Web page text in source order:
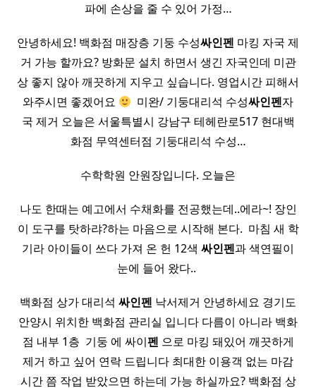
파에 손상을 줄 수 있어 가정…
안녕하세요! 백화점 매장층 기둥 수성싸인펜 마킹 자국 제
거 가능 할까요? 방화문 설치 하면서 생긴 자국인데 미관
상 좋지 않아 깨끗하게 지우고 싶습니다. 영업시간 피해서
와주시면 좋겠어요
​ 미완/ 기둥대리석 수성싸인펜자
국 제거 오늘은 서울특별시 강남구 테헤란로517 현대백
화점 무역센터점 기둥대리석 수성…
수학학원 안원장입니다. 오늘은
나도 한때는 예고에서 수채화를 전공했는데..에라~! 장인
이 도구를 탓하랴?하는 마음으로 시작해 본다. ​ 마침 새 학
기라 아이들이 쓰다 가져 온 헌 12색 싸인펜과 색연필이
눈에 들어 왔다.. ​
백화점 상가 대리석 싸인펜 낙서제거 안녕하세요 경기도
안양시 위치한 백화점 관리실 입니다 다름이 아니라 백화
점 내부 1층 ​ 기둥 에 싸이펜 으로 마킹 돼있어 깨끗하게
제거 하고 싶어 연락 드립니다 최대한 이용객 없는 마감
시간 쯤 작업 받았으면 하는데 가능 하실까요? 백화점 상